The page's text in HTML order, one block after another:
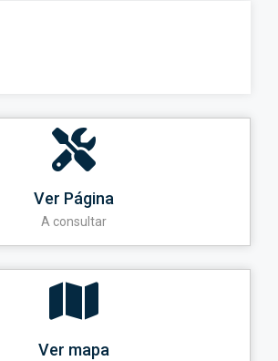
Ver Página
A consultar
Ver mapa